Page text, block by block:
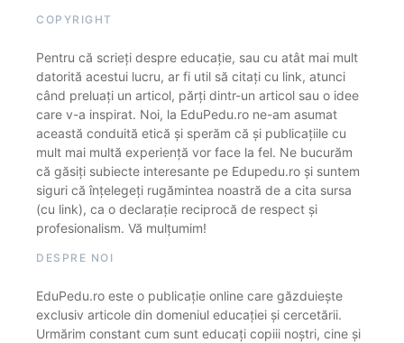
COPYRIGHT
Pentru că scrieți despre educație, sau cu atât mai mult
datorită acestui lucru, ar fi util să citați cu link, atunci
când preluați un articol, părți dintr-un articol sau o idee
care v-a inspirat. Noi, la EduPedu.ro ne-am asumat
această conduită etică și sperăm că și publicațiile cu
mult mai multă experiență vor face la fel. Ne bucurăm
că găsiți subiecte interesante pe Edupedu.ro și suntem
siguri că înțelegeți rugămintea noastră de a cita sursa
(cu link), ca o declarație reciprocă de respect și
profesionalism. Vă mulțumim!
DESPRE NOI
EduPedu.ro este o publicație online care găzduiește
exclusiv articole din domeniul educației și cercetării.
Urmărim constant cum sunt educați copiii noștri, cine și